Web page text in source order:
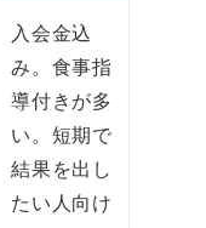
入会金込
み。食事指
導付きが多
い。短期で
結果を出し
たい人向け